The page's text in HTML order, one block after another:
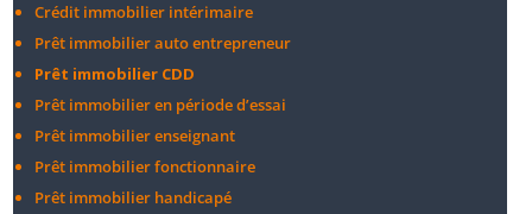
Crédit immobilier intérimaire
Prêt immobilier auto entrepreneur
Prêt immobilier CDD
Prêt immobilier en période d’essai
Prêt immobilier enseignant
Prêt immobilier fonctionnaire
Prêt immobilier handicapé